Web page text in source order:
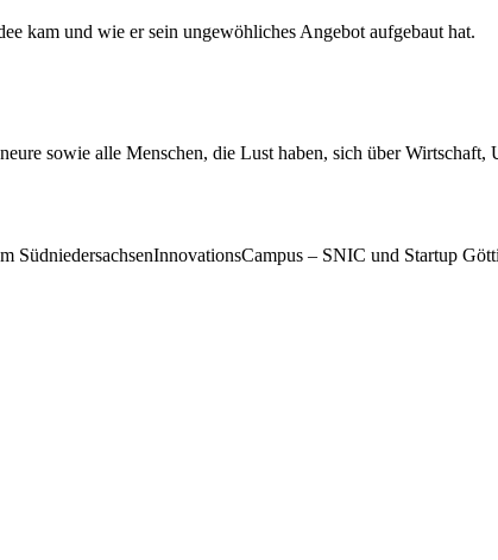
kam und wie er sein ungewöhliches Angebot aufgebaut hat.
sowie alle Menschen, die Lust haben, sich über Wirtschaft,
– SNIC und Startup